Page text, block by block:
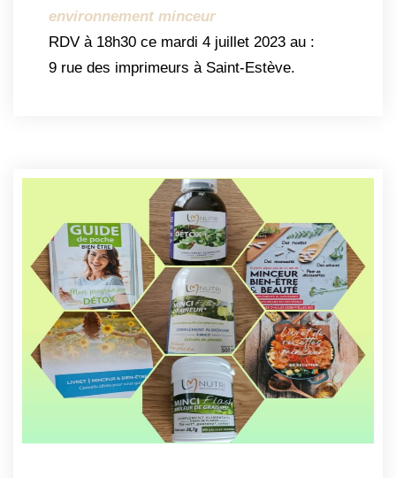
environnement minceur
RDV à 18h30 ce mardi 4 juillet 2023 au :
9 rue des imprimeurs à Saint-Estève.